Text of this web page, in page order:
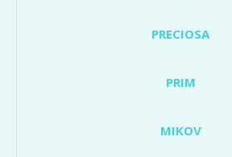
PRECIOSA
PRIM
MIKOV